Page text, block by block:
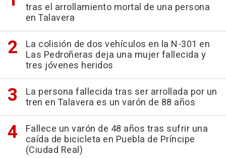
tras el arrollamiento mortal de una persona
en Talavera
La colisión de dos vehículos en la N-301 en
Las Pedroñeras deja una mujer fallecida y
tres jóvenes heridos
La persona fallecida tras ser arrollada por un
tren en Talavera es un varón de 88 años
Fallece un varón de 48 años tras sufrir una
caída de bicicleta en Puebla de Príncipe
(Ciudad Real)